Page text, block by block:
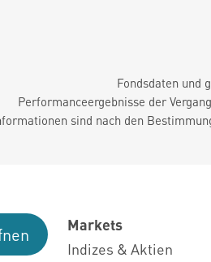
Fondsdaten und
Performanceergebnisse der
sind nach den
Markets
Indizes & Aktien